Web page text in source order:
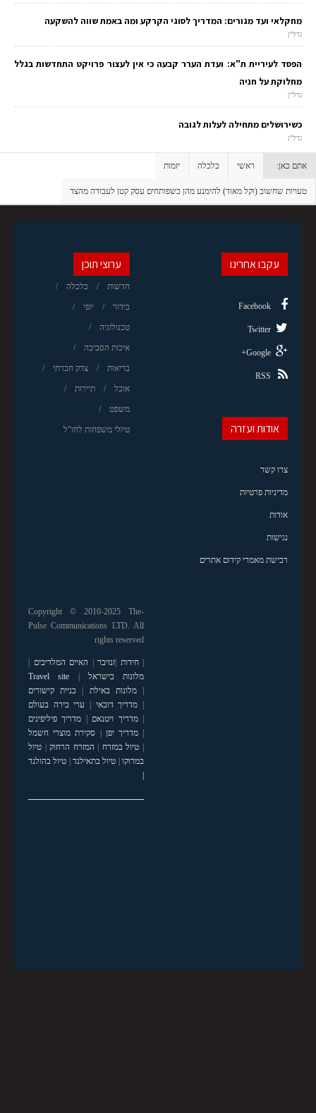
מחקלאי ועד מגורים: המדריך לסוגי הקרקע ומה באמת שווה להשקעה
נדל"ן
הפסד לעיריית ת"א: ועדת הערר קבעה כי אין לעצור פרויקט התחדשות בגלל
מחלוקת על חניה
נדל"ן
כשירושלים מתחילה לעלות לגובה
נדל"ן
אתם כאן: ראשי כלכלה יזמות
טעויות שחשוב (וקל מאוד) להימנע מהן כשפותחים עסק קטן לעבודה מהצד
ערוצי תוכן
חדשות כלכלה
בידור יופי
טכנולוגיה
איכות הסביבה
בריאות צדק חברתי
אוכל תיירות
משפט
טיולי משפחות לחו"ל
עקבו אחרינו
Facebook
Twitter
Google+
RSS
אודות ועזרה
צרו קשר
מדיניות פרטיות
אודות
נגישות
רכישת מאמרי קידום אתרים
Copyright © 2010-2025 The-
Pulse Communications LTD. All
rights reserved
|חידות זנזיבר האיים המלדיבים
מלונות בישראל
Travel site
|מלונות באילת
בניית קישורים
מדריך דובאי
ערי בירה בעולם
|מדריך ויטנאם
מדריך פיליפינים
|מדריך יפן
סקירת מוצרי חשמל
טיול במזרח המזרח הרחוק| טיול
במרוקו| טיול בתאילנד| טיול בהולנד